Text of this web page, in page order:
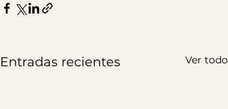
Entradas recientes Ver todo